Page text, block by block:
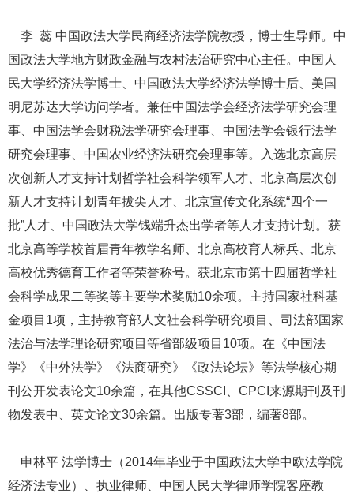
李 蕊 中国政法大学民商经济法学院教授，博士生导师。中
国政法大学地方财政金融与农村法治研究中心主任。中国人
民大学经济法学博士、中国政法大学经济法学博士后、美国
明尼苏达大学访问学者。兼任中国法学会经济法学研究会理
事、中国法学会财税法学研究会理事、中国法学会银行法学
研究会理事、中国农业经济法研究会理事等。入选北京高层
次创新人才支持计划哲学社会科学领军人才、北京高层次创
新人才支持计划青年拔尖人才、北京宣传文化系统“四个一
批”人才、中国政法大学钱端升杰出学者等人才支持计划。获
北京高等学校首届青年教学名师、北京高校育人标兵、北京
高校优秀德育工作者等荣誉称号。获北京市第十四届哲学社
会科学成果二等奖等主要学术奖励10余项。主持国家社科基
金项目1项，主持教育部人文社会科学研究项目、司法部国家
法治与法学理论研究项目等省部级项目10项。在《中国法
学》《中外法学》《法商研究》《政法论坛》等法学核心期
刊公开发表论文10余篇，在其他CSSCI、CPCI来源期刊及刊
物发表中、英文论文30余篇。出版专著3部，编著8部。
申林平 法学博士（2014年毕业于中国政法大学中欧法学院
经济法专业）、执业律师、中国人民大学律师学院客座教